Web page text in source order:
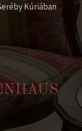
Kúriában